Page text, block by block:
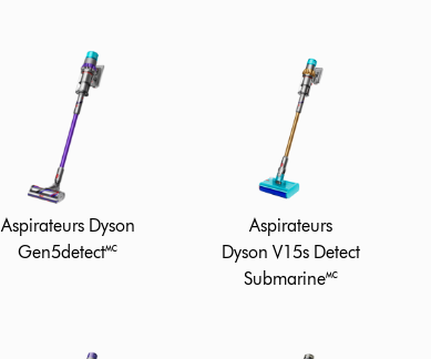
Aspirateurs Dyson
Gen5detect🅪
Aspirateurs
Dyson V15s Detect
Submarine🅪